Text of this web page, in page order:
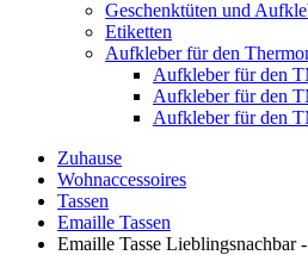
Geschenktüten und
Etiketten
Aufkleber für den
Aufkleber für den
Aufkleber für den
Aufkleber für den
Zuhause
Wohnaccessoires
Tassen
Emaille Tassen
Emaille Tasse Lieblingsnachbar